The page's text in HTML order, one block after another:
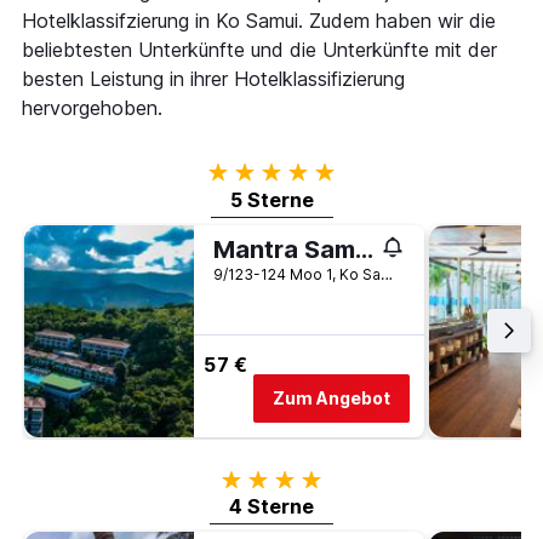
Hotelklassifzierung in Ko Samui. Zudem haben wir die
beliebtesten Unterkünfte und die Unterkünfte mit der
besten Leistung in ihrer Hotelklassifizierung
hervorgehoben.
5 Sterne
5 Sterne
Mantra Samui Resort - Adults Only
9/123-124 Moo 1, Ko Samui, Thailand
57 €
Zum Angebot
4 Sterne
4 Sterne